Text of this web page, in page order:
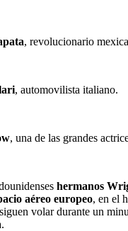
, revolucionario
, automovilista italiano.
, una de las grandes
hermanos
aéreo europeo, en el
volar durante un